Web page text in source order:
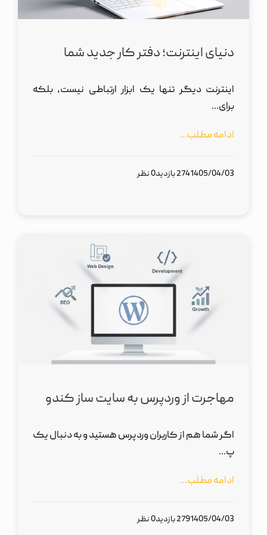
دنیای اینترنت؛ دفتر کار جدید شما
اینترنت دیگر تنها یک ابزار ارتباطی نیست، بلکه
برای...
ادامه مطلب...
1405/04/03274 بازدید 0 نظر
مهاجرت از وردپرس به سایت ساز کندو
اگر شما هم از کاربران وردپرس هستید و به دنبال یک
پ...
ادامه مطلب...
1405/04/03279 بازدید 0 نظر